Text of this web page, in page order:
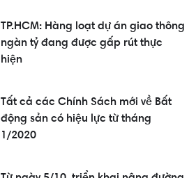
TP.HCM: Hàng loạt dự án giao thông
ngàn tỷ đang được gấp rút thực
hiện
Tất cả các Chính Sách mới về Bất
động sản có hiệu lực từ tháng
1/2020